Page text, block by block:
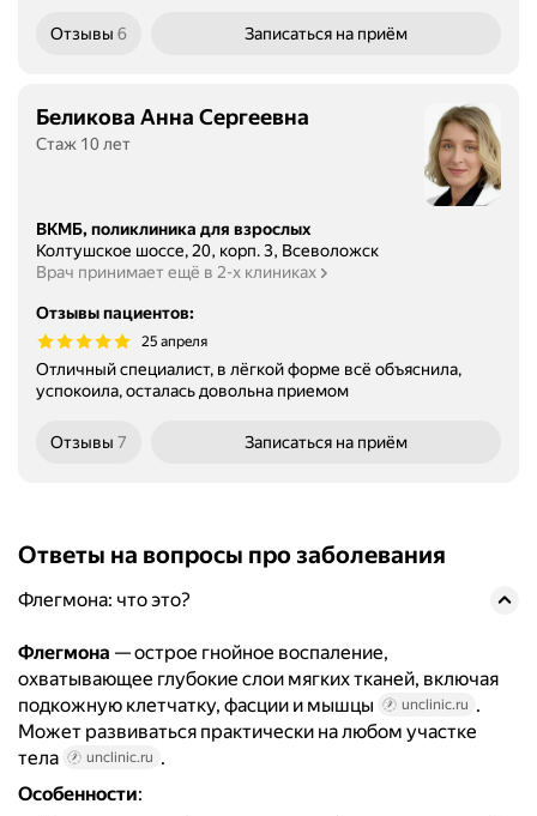
Отзывы 6 Записаться на приём
Беликова Анна Сергеевна
Стаж 10 лет
ВКМБ, поликлиника для взрослых
Колтушское шоссе, 20, корп. 3, Всеволожск
Врач принимает ещё в 2-х клиниках
Отзывы пациентов:
25 апреля
Отличный специалист, в лёгкой форме всё объяснила,
успокоила, осталась довольна приемом
Отзывы 7 Записаться на приём
Ответы на вопросы про заболевания
Флегмона: что это?
Флегмона — острое гнойное воспаление,
охватывающее глубокие слои мягких тканей, включая
подкожную клетчатку, фасции и мышцы
unclinic.ru .
Может развиваться практически на любом участке
тела
unclinic.ru .
Особенности: